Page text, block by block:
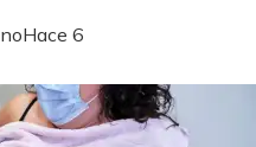
Hace 6